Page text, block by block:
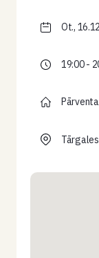
Ot.,
19:00 -